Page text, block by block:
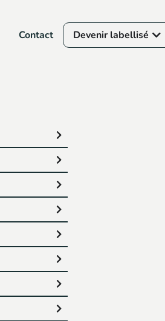
Contact Devenir labellisé